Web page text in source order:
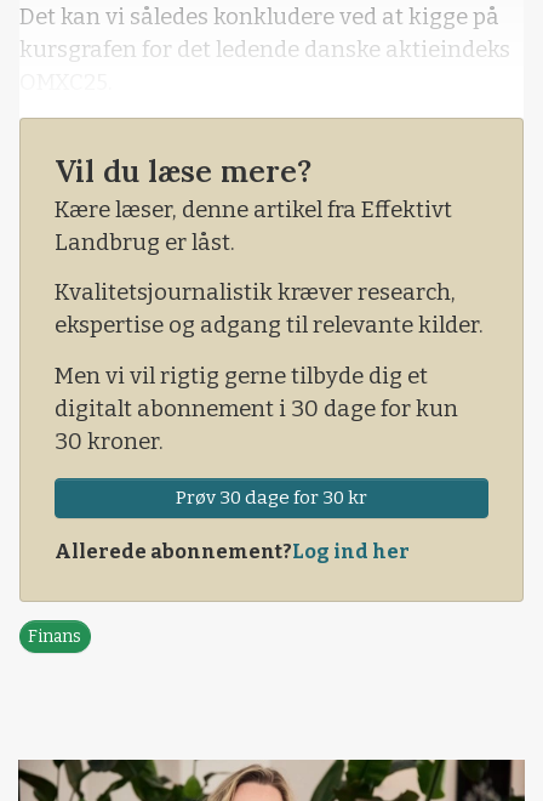
Det kan vi således konkludere ved at kigge på
kursgrafen for det ledende danske aktieindeks
Vil du læse mere?
Kære læser, denne artikel fra Effektivt
Landbrug er låst.
Kvalitetsjournalistik kræver research,
ekspertise og adgang til relevante kilder.
Men vi vil rigtig gerne tilbyde dig et
digitalt abonnement i 30 dage for kun
30 kroner.
Prøv 30 dage for 30 kr
Allerede abonnement?Log ind her
Finans